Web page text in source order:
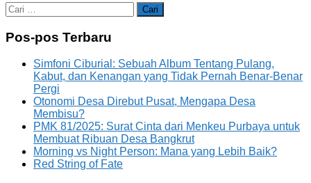
Cari
untuk:
Pos-pos Terbaru
Simfoni Ciburial: Sebuah Album Tentang Pulang,
Kabut, dan Kenangan yang Tidak Pernah Benar-Benar
Pergi
Otonomi Desa Direbut Pusat, Mengapa Desa
Membisu?
PMK 81/2025: Surat Cinta dari Menkeu Purbaya untuk
Membuat Ribuan Desa Bangkrut
Morning vs Night Person: Mana yang Lebih Baik?
Red String of Fate